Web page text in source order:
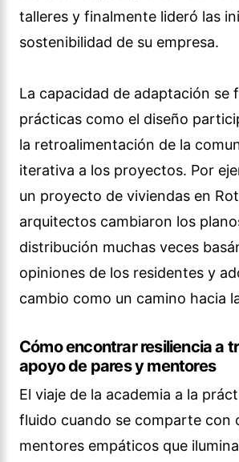
talleres y finalmente lideró las
sostenibilidad de su empresa.
La capacidad de adaptación se
prácticas como el diseño
la retroalimentación de la
iterativa a los proyectos. Por
un proyecto de viviendas en
arquitectos cambiaron los
distribución muchas veces
opiniones de los residentes y
cambio como un camino hacia
Cómo encontrar resiliencia a
apoyo de pares y mentores
El viaje de la academia a la
fluido cuando se comparte con
mentores empáticos que